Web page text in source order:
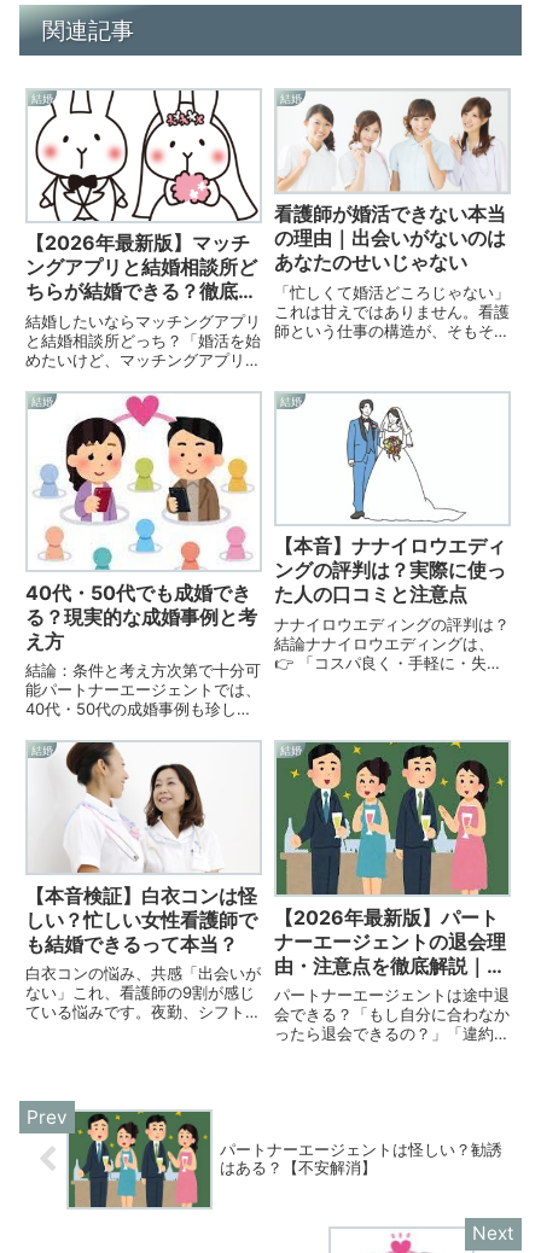
関連記事
結婚
【2026年最新版】マッチ
ングアプリと結婚相談所ど
ちらが結婚できる？徹底比
較してわかった本当の違い
結婚したいならマッチングアプリ
と結婚相談所どっち？「婚活を始
めたいけど、マッチングアプリと
の？」「本当に結婚できるのはど
っち？」「費用をかける価値はあ
る？」婚活を始める人の多くが最
初に悩むポイントです。近年は
マ...
結婚
看護師が婚活できない本当
の理由｜出会いがないのは
あなたのせいじゃない
「忙しくて婚活どころじゃない」
これは甘えではありません。看護
師という仕事の構造が、そもそも
勤務は恋愛と相性が悪い一般職の
人は土日休み＋夜は自由。看護師
は夜勤＋平日休み＋体力消耗。予
結婚
40代・50代でも成婚でき
る？現実的な成婚事例と考
え方
結論：条件と考え方次第で十分可
能パートナーエージェントでは、
40代・50代の成婚事例も珍しく
点 年齢だけで諦めない 条件を現
実的に設定している コンシェル
ジュの助言を素直に聞く逆に難航
する人 年下希望に固執 理...
結婚
【本音】ナナイロウエディ
ングの評判は？実際に使っ
た人の口コミと注意点
ナナイロウエディングの評判は？
結論ナナイロウエディングは、
👉 「コスパ良く・手軽に・失敗
間がない人 センスに自信がない
人 自作で失敗したくない人から
高...
結婚
【本音検証】白衣コンは怪
しい？忙しい女性看護師で
も結婚できるって本当？
白衣コンの悩み、共感「出会いが
ない」これ、看護師の9割が感じ
ている悩みです。夜勤、シフト
結婚していくのに、自分だけ取り
残...
結婚
【2026年最新版】パート
ナーエージェントの退会理
由・注意点を徹底解説｜入
会前に知っておきたいポイ
ント
パートナーエージェントは途中退
会できる？「もし自分に合わなか
ったら退会できるの？」「違約金
論...
パートナーエージェントは怪しい？勧誘
はある？【不安解消】